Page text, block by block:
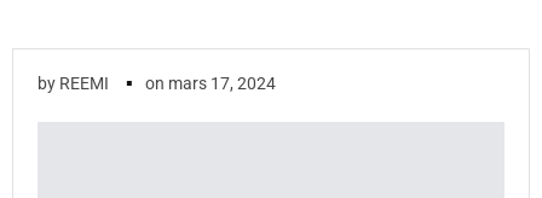
by REEMI ▪ on mars 17, 2024